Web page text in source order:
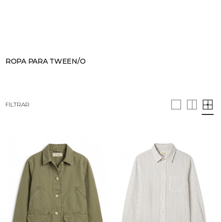
ROPA PARA TWEEN/O
FILTRAR